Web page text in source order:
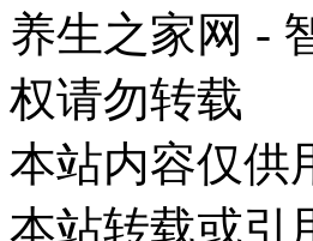
养生之家网 -
权请勿转载
本站内容仅供
本站转载或引